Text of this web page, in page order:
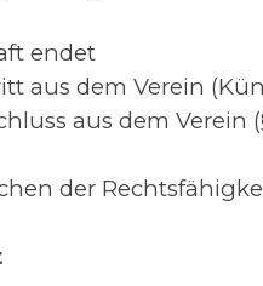
endet
aus dem Verein
aus dem Verein
der